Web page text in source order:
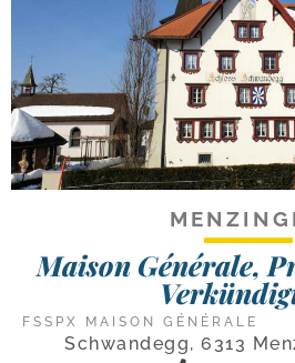
Maison Générale,
FSSPX MAISON GÉNÉRALE
Schwandegg, 6313